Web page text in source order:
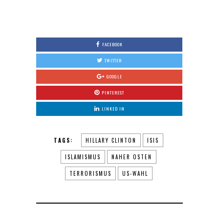
FACEBOOK
TWITTER
GOOGLE
PINTEREST
LINKED IN
TAGS: HILLARY CLINTON ISIS
ISLAMISMUS NAHER OSTEN
TERRORISMUS US-WAHL